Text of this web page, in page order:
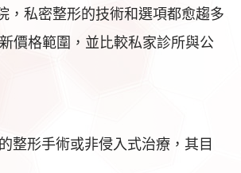
，私密整形的技術和選項都愈趨多
價格範圍，並比較私家診所與公
整形手術或非侵入式治療，其目